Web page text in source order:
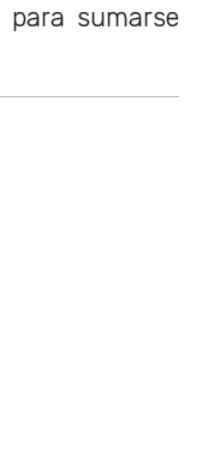
para sumarse